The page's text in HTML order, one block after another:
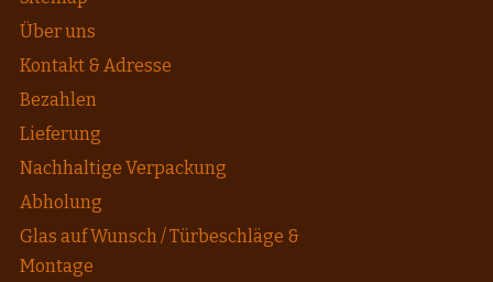
Über uns
Kontakt & Adresse
Bezahlen
Lieferung
Nachhaltige Verpackung
Abholung
Glas auf Wunsch / Türbeschläge &
Montage